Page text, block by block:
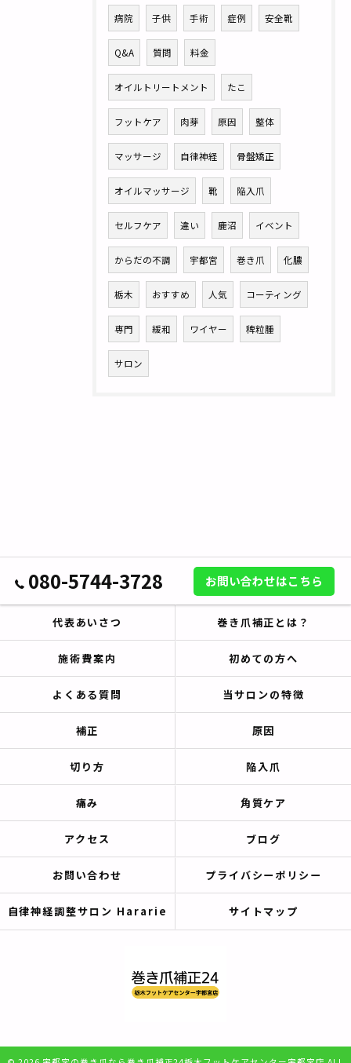
病院 子供 手術 症例 安全靴
Q&A 質問 料金
オイルトリートメント たこ
フットケア 肉芽 原因 整体
マッサージ 自律神経 骨盤矯正
オイルマッサージ 靴 陥入爪
セルフケア 違い 鹿沼 イベント
からだの不調 宇都宮 巻き爪 化膿
栃木 おすすめ 人気 コーティング
専門 緩和 ワイヤー 稗粒腫
サロン
080-5744-3728 お問い合わせはこちら
代表あいさつ 巻き爪補正とは？
施術費案内 初めての方へ
よくある質問 当サロンの特徴
補正 原因
切り方 陥入爪
痛み 角質ケア
アクセス ブログ
お問い合わせ プライバシーポリシー
自律神経調整サロン Hararie サイトマップ